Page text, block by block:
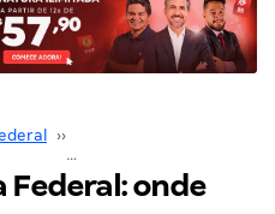
››
Federal: onde